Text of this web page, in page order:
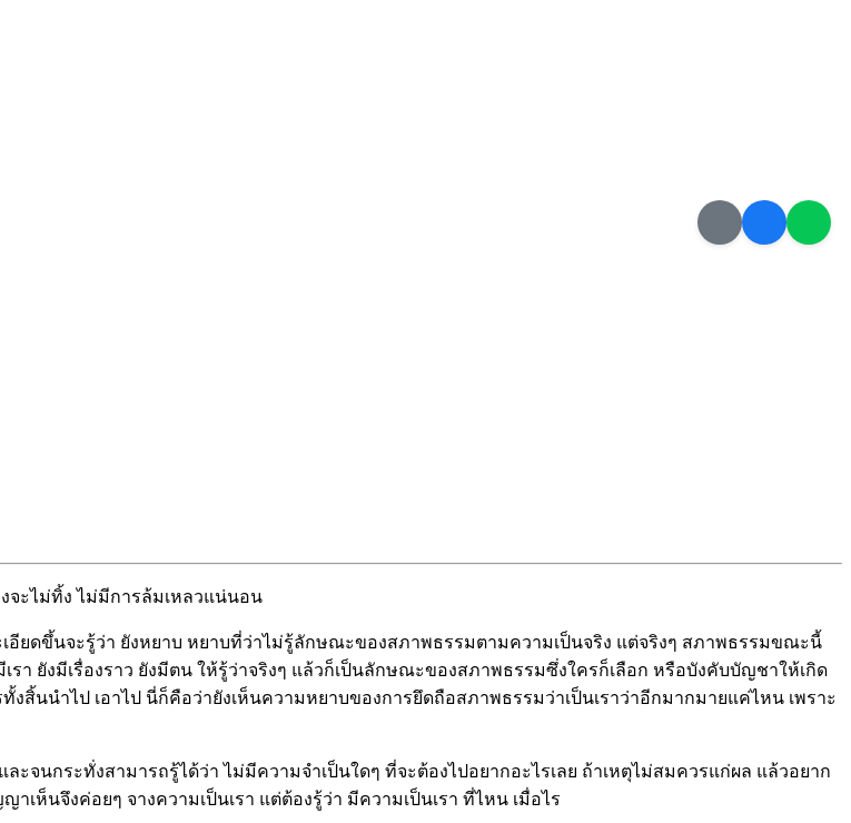
จะไม่ทิ้ง ไม่มีการล้มเหลวแน่นอน
เอียดขึ้นจะรู้ว่า ยังหยาบ หยาบที่ว่าไม่รู้ลักษณะของสภาพธรรมตามความเป็นจริง แต่จริงๆ สภาพธรรมขณะนี้
า ยังมีเรื่องราว ยังมีตน ให้รู้ว่าจริงๆ แล้วก็เป็นลักษณะของสภาพธรรมซึ่งใครก็เลือก หรือบังคับบัญชาให้เกิด
สิ้นนำไป เอาไป นี่ก็คือว่ายังเห็นความหยาบของการยึดถือสภาพธรรมว่าเป็นเราว่าอีกมากมายแค่ไหน เพราะ
จนกระทั่งสามารถรู้ได้ว่า ไม่มีความจำเป็นใดๆ ที่จะต้องไปอยากอะไรเลย ถ้าเหตุไม่สมควรแก่ผล แล้วอยาก
เห็นจึงค่อยๆ จางความเป็นเรา แต่ต้องรู้ว่า มีความเป็นเรา ที่ไหน เมื่อไร